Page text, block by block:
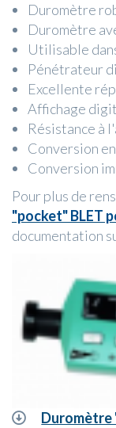
Duromètre
Duromètre
Utilisable
Pénétrateur
Excellente
Affichage
Résistance à
Conversion
Conversion
Pour plus de
"pocket" BLET
documentation
Duromètre